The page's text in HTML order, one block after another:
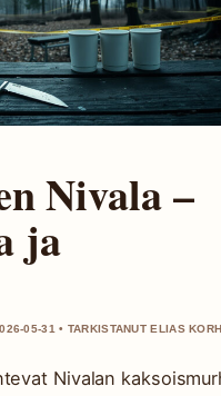
Nivala –
ja
05-31 • TARKISTANUT ELIAS
Nivalan